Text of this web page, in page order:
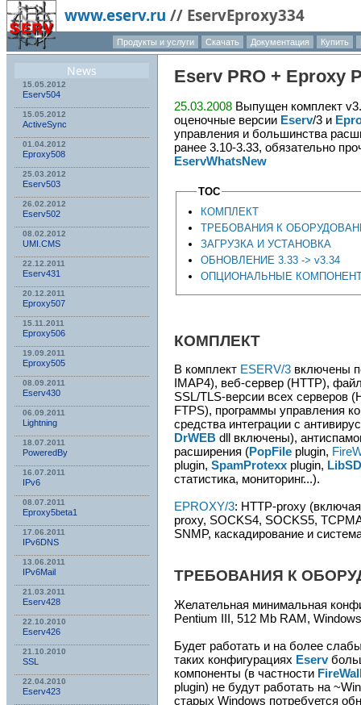
www.eserv.ru // EservEproxy334
Продукты и услуги Скачать Документация Купить
News
15.05.2012
Eserv504
15.05.2012
ActiveSync
01.04.2012
Eproxy508
25.03.2012
Eserv503
26.02.2012
Eserv502
08.02.2012
UMI.CMS
22.12.2011
Eserv431
20.12.2011
Eproxy507
15.11.2011
Eproxy506
19.09.2011
Eproxy505
08.09.2011
Eserv430
06.09.2011
Lightning
18.07.2011
PoweredBy
16.07.2011
IPv6
08.07.2011
Eproxy5beta1
17.06.2011
IPv6DNS
13.06.2011
IPv6Mail
21.03.2011
Eserv428
22.10.2010
Eserv426
21.10.2010
SSL
22.04.2010
Eserv423
Eserv PRO + Eproxy
25.03.2008 Выпущен комплект
оценочные версии Eserv/3 и
управления и большинства
ранее 3.10-3.33, обязательно
EservWhatsNew
TOC
КОМПЛЕКТ
ТРЕБОВАНИЯ К
ЗАГРУЗКА И УСТАНОВКА
ОБНОВЛЕНИЕ 3.33 -> v3.34
ОПЦИОНАЛЬНЫЕ
КОМПЛЕКТ
В комплект ESERV/3 включены
IMAP4), веб-сервер (HTTP),
SSL/TLS-версии всех серверов
FTPS), программы управления
средства интеграции с
DrWEB dll включены),
расширения (PopFile plugin,
plugin, SpamProtexx plugin, LibSD
статистика, мониторинг...).
EPROXY/3: HTTP-proxy
proxy, SOCKS4, SOCKS5,
SNMP, каскадирование и
ТРЕБОВАНИЯ К
Желательная минимальная
Pentium III, 512 Mb RAM,
Будет работать и на более
таких конфигурациях Eserv
компоненты (в частности
plugin) не будут работать на
старых Windows потребуется